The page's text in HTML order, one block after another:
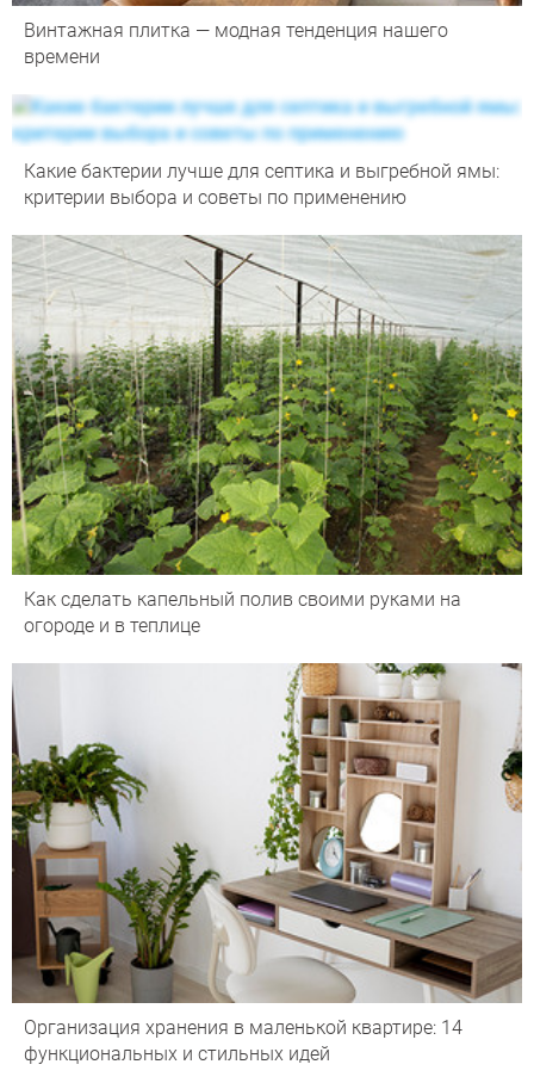
Винтажная плитка — модная тенденция нашего
времени
Какие бактерии лучше для септика и выгребной ямы:
критерии выбора и советы по применению
Как сделать капельный полив своими руками на
огороде и в теплице
Организация хранения в маленькой квартире: 14
функциональных и стильных идей